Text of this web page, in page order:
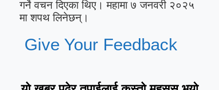
गर्ने वचन दिएका थिए। महामा ७ जनवरी २०२५
मा शपथ लिनेछन्।
Give Your Feedback